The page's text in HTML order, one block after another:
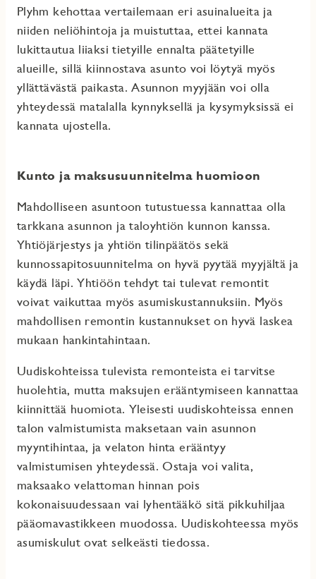
Plyhm kehottaa vertailemaan eri asuinalueita ja
niiden neliöhintoja ja muistuttaa, ettei kannata
lukittautua liiaksi tietyille ennalta päätetyille
alueille, sillä kiinnostava asunto voi löytyä myös
yllättävästä paikasta. Asunnon myyjään voi olla
yhteydessä matalalla kynnyksellä ja kysymyksissä ei
kannata ujostella.
Kunto ja maksusuunnitelma huomioon
Mahdolliseen asuntoon tutustuessa kannattaa olla
tarkkana asunnon ja taloyhtiön kunnon kanssa.
Yhtiöjärjestys ja yhtiön tilinpäätös sekä
kunnossapitosuunnitelma on hyvä pyytää myyjältä ja
käydä läpi. Yhtiöön tehdyt tai tulevat remontit
voivat vaikuttaa myös asumiskustannuksiin. Myös
mahdollisen remontin kustannukset on hyvä laskea
mukaan hankintahintaan.
Uudiskohteissa tulevista remonteista ei tarvitse
huolehtia, mutta maksujen erääntymiseen kannattaa
kiinnittää huomiota. Yleisesti uudiskohteissa ennen
talon valmistumista maksetaan vain asunnon
myyntihintaa, ja velaton hinta erääntyy
valmistumisen yhteydessä. Ostaja voi valita,
maksaako velattoman hinnan pois
kokonaisuudessaan vai lyhentääkö sitä pikkuhiljaa
pääomavastikkeen muodossa. Uudiskohteessa myös
asumiskulut ovat selkeästi tiedossa.